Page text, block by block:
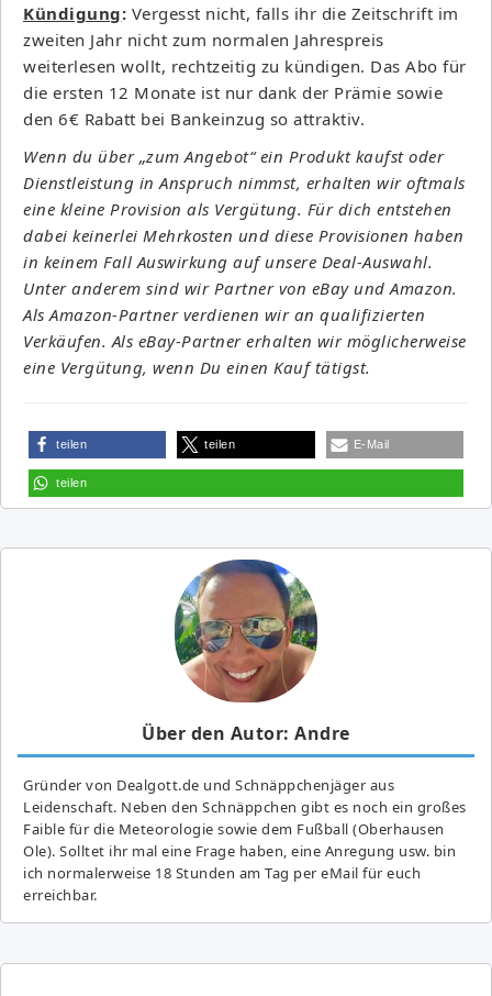
Kündigung: Vergesst nicht, falls ihr die Zeitschrift im
zweiten Jahr nicht zum normalen Jahrespreis
weiterlesen wollt, rechtzeitig zu kündigen. Das Abo für
die ersten 12 Monate ist nur dank der Prämie sowie
den 6€ Rabatt bei Bankeinzug so attraktiv.
Wenn du über „zum Angebot“ ein Produkt kaufst oder
Dienstleistung in Anspruch nimmst, erhalten wir oftmals
eine kleine Provision als Vergütung. Für dich entstehen
dabei keinerlei Mehrkosten und diese Provisionen haben
in keinem Fall Auswirkung auf unsere Deal-Auswahl.
Unter anderem sind wir Partner von eBay und Amazon.
Als Amazon-Partner verdienen wir an qualifizierten
Verkäufen. Als eBay-Partner erhalten wir möglicherweise
eine Vergütung, wenn Du einen Kauf tätigst.
teilen teilen E-Mail
teilen
Über den Autor: Andre
Gründer von Dealgott.de und Schnäppchenjäger aus
Leidenschaft. Neben den Schnäppchen gibt es noch ein großes
Fai­ble für die Meteorologie sowie dem Fußball (Oberhausen
Ole). Solltet ihr mal eine Frage haben, eine Anregung usw. bin
ich normalerweise 18 Stunden am Tag per eMail für euch
erreichbar.